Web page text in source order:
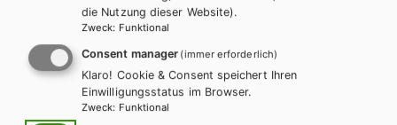
LEHRERSERVICE
Karin Ritz
+ 43 1 403 77 77 70
die Nutzung dieser Website).
Zweck: Funktional
Consent manager (immer erforderlich)
Klaro! Cookie & Consent speichert Ihren
Einwilligungsstatus im Browser.
Zweck: Funktional